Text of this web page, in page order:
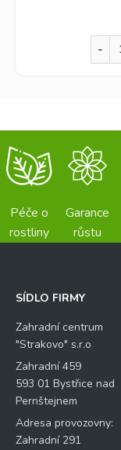
Péče o
rostliny
Garance
růstu
SÍDLO FIRMY
Zahradní centrum
"Strakovo" s.r.o
Zahradní 459
593 01 Bystřice nad
Pernštejnem
Adresa provozovny:
Zahradní 291